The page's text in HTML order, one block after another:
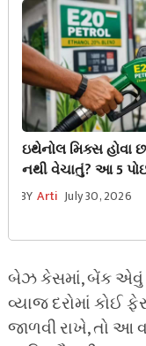
ઇથેનોલ મિક્સ હોવા
નથી વેચાતું? આ 5
ગણિત.
BY Arti July 30, 2026
બેઝ કેસમાં, બેંક એવું
વ્યાજ દરોમાં કોઈ
જાળવી રાખે, તો આ